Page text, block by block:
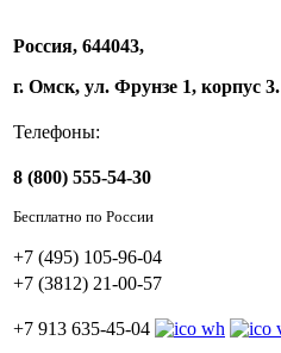
Россия, 644043,
г. Омск, ул. Фрунзе 1, корпус 3.
Телефоны:
8 (800) 555-54-30
Бесплатно по России
+7 (495) 105-96-04
+7 (3812) 21-00-57
+7 913 635-45-04